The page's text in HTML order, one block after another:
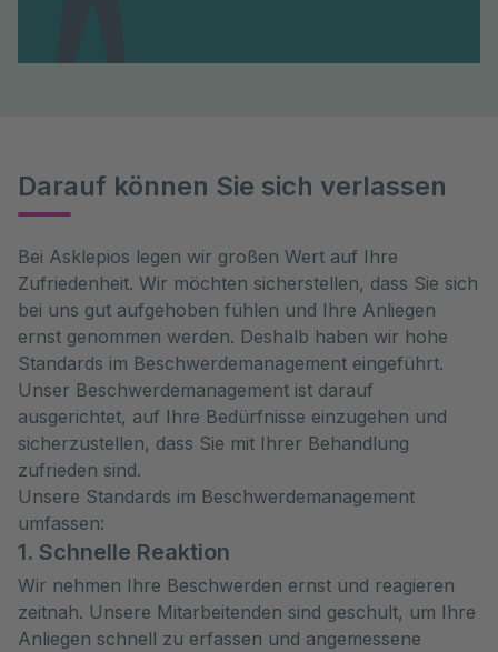
Darauf können Sie sich verlassen
Bei Asklepios legen wir großen Wert auf Ihre
Zufriedenheit. Wir möchten sicherstellen, dass Sie sich
bei uns gut aufgehoben fühlen und Ihre Anliegen
ernst genommen werden. Deshalb haben wir hohe
Standards im Beschwerdemanagement eingeführt.
Unser Beschwerdemanagement ist darauf
ausgerichtet, auf Ihre Bedürfnisse einzugehen und
sicherzustellen, dass Sie mit Ihrer Behandlung
zufrieden sind.
Unsere Standards im Beschwerdemanagement
umfassen:
1. Schnelle Reaktion
Wir nehmen Ihre Beschwerden ernst und reagieren
zeitnah. Unsere Mitarbeitenden sind geschult, um Ihre
Anliegen schnell zu erfassen und angemessene